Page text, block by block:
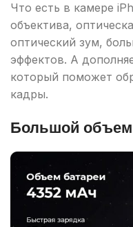
Что есть в камере
объектива,
оптический зум,
эффектов. А
который поможет
кадры.
Большой объем